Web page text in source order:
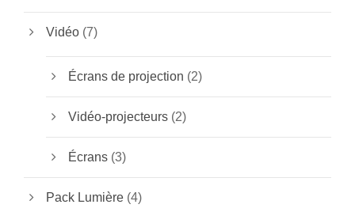
Vidéo (7)
Écrans de projection (2)
Vidéo-projecteurs (2)
Écrans (3)
Pack Lumière (4)